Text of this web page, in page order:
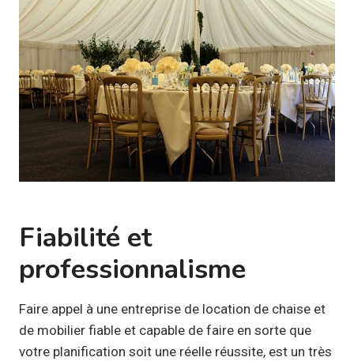
Fiabilité et
professionnalisme
Faire appel à une entreprise de location de chaise et
de mobilier fiable et capable de faire en sorte que
votre planification soit une réelle réussite, est un très